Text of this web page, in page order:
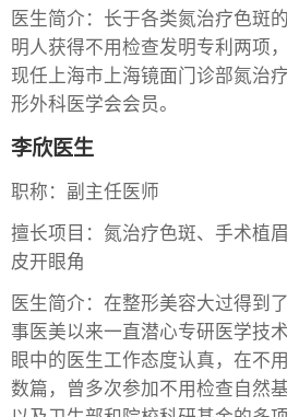
医生简介：长于各类氮治疗色斑
明人获得不用检查发明专利两项
现任上海市上海镜面门诊部氮治
形外科医学会会员。
李欣医生
职称：副主任医师
擅长项目：氮治疗色斑、手术植
皮开眼角
医生简介：在整形美容大过得到
事医美以来一直潜心专研医学技
眼中的医生工作态度认真，在不
数篇，曾多次参加不用检查自然